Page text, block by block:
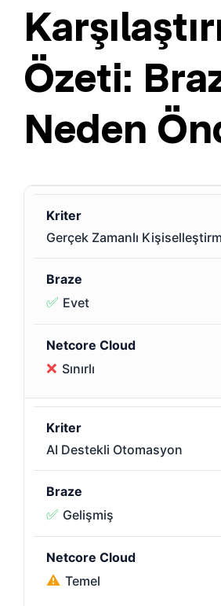
Özeti:
Neden
Gerçek Zamanlı
✅ Evet
❌ Sınırlı
AI Destekli Otomasyon
✅ Gelişmiş
⚠️ Temel